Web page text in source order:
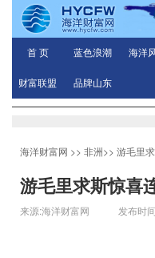
首 页 蓝色浪潮 海洋
财富联盟 品牌山东
海洋财富网 >> 非洲>> 游毛里
游毛里求斯惊喜
来源:海洋财富网 发布时间